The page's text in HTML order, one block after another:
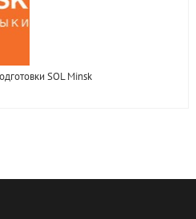
SOL Minsk